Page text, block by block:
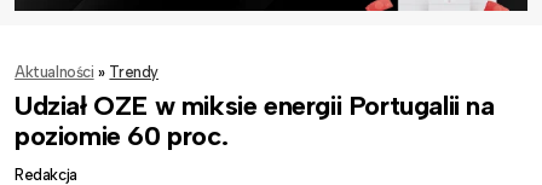
Aktualności » Trendy
Udział OZE w miksie energii Portugalii na
poziomie 60 proc.
Redakcja